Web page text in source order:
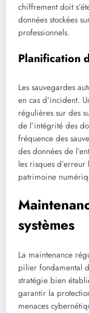
chiffrement doit
données stockées
professionnels.
Planification
Les sauvegardes
en cas d’incident.
régulières sur des
de l’intégrité des
fréquence des
des données de
les risques
patrimoine
systèmes
La maintenance
pilier fondamental
stratégie bien
garantir la
menaces